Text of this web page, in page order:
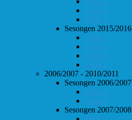
Follo 3
Follo 4
Sesongen 2015/2016
Follo 1
Follo 2
Follo 3
Follo 4
2006/2007 - 2010/2011
Sesongen 2006/2007
Follo 1
Follo 2
Sesongen 2007/2008